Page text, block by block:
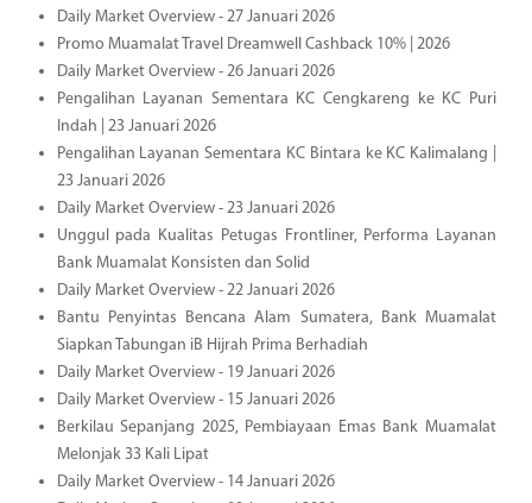
Daily Market Overview - 27 Januari 2026
Promo Muamalat Travel Dreamwell Cashback 10% | 2026
Daily Market Overview - 26 Januari 2026
Pengalihan Layanan Sementara KC Cengkareng ke KC Puri
Indah | 23 Januari 2026
Pengalihan Layanan Sementara KC Bintara ke KC Kalimalang |
23 Januari 2026
Daily Market Overview - 23 Januari 2026
Unggul pada Kualitas Petugas Frontliner, Performa Layanan
Bank Muamalat Konsisten dan Solid
Daily Market Overview - 22 Januari 2026
Bantu Penyintas Bencana Alam Sumatera, Bank Muamalat
Siapkan Tabungan iB Hijrah Prima Berhadiah
Daily Market Overview - 19 Januari 2026
Daily Market Overview - 15 Januari 2026
Berkilau Sepanjang 2025, Pembiayaan Emas Bank Muamalat
Melonjak 33 Kali Lipat
Daily Market Overview - 14 Januari 2026